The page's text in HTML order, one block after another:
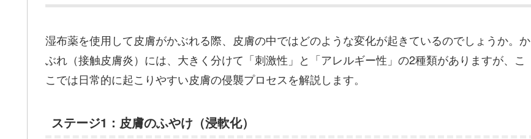
湿布薬を使用して皮膚がかぶれる際、皮膚の中ではどのような変化が起きているのでしょうか。か
ぶれ（接触皮膚炎）には、大きく分けて「刺激性」と「アレルギー性」の2種類がありますが、こ
こでは日常的に起こりやすい皮膚の侵襲プロセスを解説します。
ステージ1：皮膚のふやけ（浸軟化）